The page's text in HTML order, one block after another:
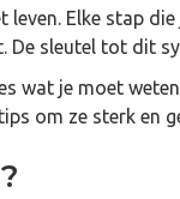
Elke stap
De sleutel tot dit
wat je moet
om ze sterk en